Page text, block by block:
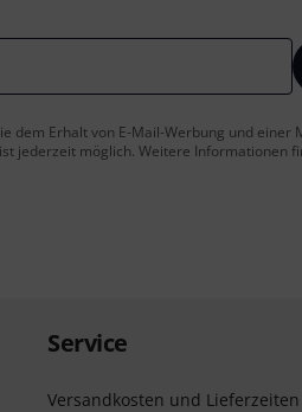
dem Erhalt von E-Mail-Werbung und einer
jederzeit möglich. Weitere Informationen
Service
Versandkosten und Lieferzeiten